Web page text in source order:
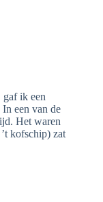
ik een
een van de
Het waren
kofschip) zat